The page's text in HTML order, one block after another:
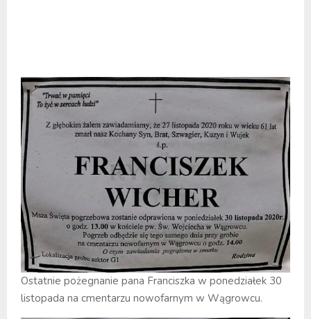
Ostatnie pożegnanie pana Franciszka w ponedziałek 30
listopada na cmentarzu nowofarnym w Wągrowcu.